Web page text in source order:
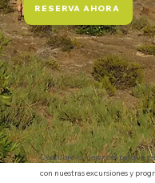
RESERVA AHORA
Descubre lo mejor del parque y
con nuestras excursiones y